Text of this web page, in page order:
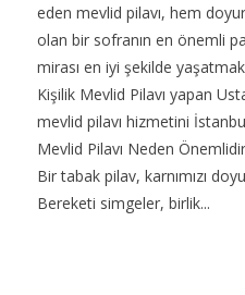
eden mevlid pilavı, hem
olan bir sofranın en önemli
mirası en iyi şekilde
Kişilik Mevlid Pilavı yapan
mevlid pilavı hizmetini
Mevlid Pilavı Neden
Bir tabak pilav, karnımızı
Bereketi simgeler, birlik...